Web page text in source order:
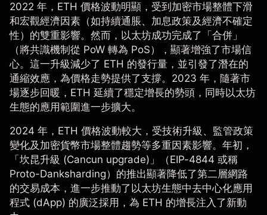
2022 年，ETH 價格波動明顯，受到加密市場整體下滑
和宏觀經濟因素（如持續通脹、加息政策及經濟不確定
性）的雙重影響。然而，以太坊成功完成了「合併」
（將共識機制從 PoW 轉為 PoS），顯著增強了市場信
心。這一升級減少了 ETH 的發行量，並引發了潛在的
通縮效應，為價格走勢提供了支撐。2023 年，隨著市
場逐步回暖，ETH 延續了穩定增長的勢頭，同時以太坊
生態的應用範圍進一步擴大。
2024 年， ETH 價格波動較大，受技術升級、監管政策
變化及 加密貨幣市場整體趨勢等多重因素影響。年初，
「坎昆升級 (Cancun upgrade)」（EIP-4844 或稱
Proto-Danksharding）的推出顯著降低了第二層網路
的交易成本，進一步推動了以太坊生態中去中心化應用
程式 (dApp) 的廣泛採用，為 ETH 的增長注入了新動